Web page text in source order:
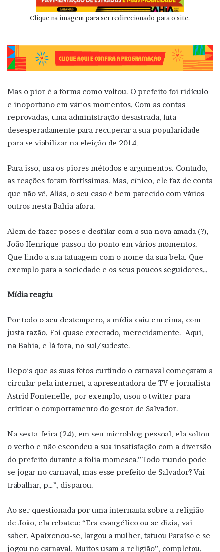
Clique na imagem para ser redirecionado para o site.
Mas o pior é a forma como voltou. O prefeito foi ridículo
e inoportuno em vários momentos. Com as contas
reprovadas, uma administração desastrada, luta
desesperadamente para recuperar a sua popularidade
para se viabilizar na eleição de 2014.
Para isso, usa os piores métodos e argumentos. Contudo,
as reações foram fortíssimas. Mas, cínico, ele faz de conta
que não vê. Aliás, o seu caso é bem parecido com vários
outros nesta Bahia afora.
Alem de fazer poses e desfilar com a sua nova amada (?),
João Henrique passou do ponto em vários momentos.
Que lindo a sua tatuagem com o nome da sua bela. Que
exemplo para a sociedade e os seus poucos seguidores…
Mídia reagiu
Por todo o seu destempero, a mídia caiu em cima, com
justa razão. Foi quase execrado, merecidamente. Aqui,
na Bahia, e lá fora, no sul/sudeste.
Depois que as suas fotos curtindo o carnaval começaram a
circular pela internet, a apresentadora de TV e jornalista
Astrid Fontenelle, por exemplo, usou o twitter para
criticar o comportamento do gestor de Salvador.
Na sexta-feira (24), em seu microblog pessoal, ela soltou
o verbo e não escondeu a sua insatisfação com a diversão
do prefeito durante a folia momesca.”Todo mundo pode
se jogar no carnaval, mas esse prefeito de Salvador? Vai
trabalhar, p…”, disparou.
Ao ser questionada por uma internauta sobre a religião
de João, ela rebateu: “Era evangélico ou se dizia, vai
saber. Apaixonou-se, largou a mulher, tatuou Paraíso e se
jogou no carnaval. Muitos usam a religião”, completou.